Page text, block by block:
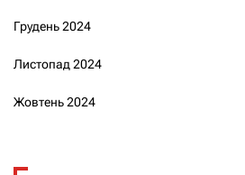
Грудень 2024
Листопад 2024
Жовтень 2024